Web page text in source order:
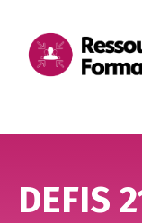
DEFIS